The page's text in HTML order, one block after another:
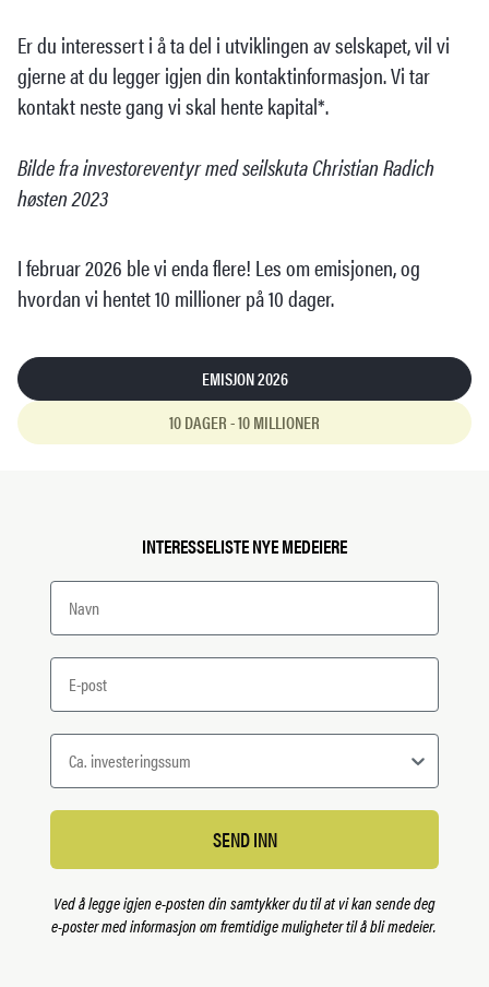
Er du interessert i å ta del i utviklingen av selskapet, vil vi
gjerne at du legger igjen din kontaktinformasjon. Vi tar
kontakt neste gang vi skal hente kapital*.
Bilde fra investoreventyr med seilskuta Christian Radich
høsten 2023
I februar 2026 ble vi enda flere! Les om emisjonen, og
hvordan vi hentet 10 millioner på 10 dager.
EMISJON 2026
10 DAGER - 10 MILLIONER
INTERESSELISTE NYE MEDEIERE
Name
Email
SEND INN
Ved å legge igjen e-posten din samtykker du til at vi kan sende deg
e-poster med informasjon om fremtidige muligheter til å bli medeier.